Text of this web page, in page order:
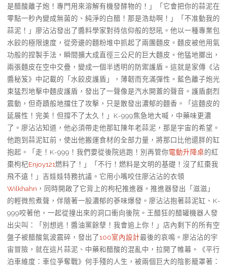
是醋酸離子炮！專門用來溶解有機發酵物的！」「它會把你的蒜泥在
零點一秒內變成無菌的、純淨的白醋！那是浩劫啊！」「不准動我的
蒜泥！」廖沾沾發出了醬料學家對待信仰般的怒吼。他以一種專業包
水餃的極限速度，從旁邊的麵粉堆中抓起了兩團麵皮。麵皮被他用氣
功般的捏製手法，瞬間擴大成直徑三公尺的巨大麵皮。他猛地擲出，
兩張麵皮在空中交疊，變成一個半透明的防禦護盾。這就是家傳《沾
醬秘笈》中記載的「水餃皮護盾」，薄韌而充滿彈性。藍色離子炮光
束猛烈地擊中麵皮護盾，發出了一聲像是汽水開蓋的聲音。護盾劇烈
震動，但奇蹟般地擋住了攻擊，只是散發出濃郁的麵香。「這麵皮的
延展性！完美！但撐不了太久！」K-999焦急地大喊，中藥味更濃
了。廖沾沾知道，他必須帶走他那缸陳年老蒜泥，那是宇宙的希望。
他跑到蒜泥缸前，使出他搬運食材的全部力量，將那口比他還胖的缸
抱起。「走！K-999！我們要從後院逃跑！別再管你電動升降桌的紅
棗枸杞Enjoy121燃料了！」「不行！燃料是文明的基礎！沒了紅棗我
飛不遠！」吉娃娃特務抗議。它用小嘴咬住廖沾沾的衣領
Wilkhahn ，同時開啟了它背上的枸杞推進器。推進器發出「滋滋」
的輕微煎煮聲，伴隨著一股濃郁的蔘味爆發。廖沾沾抱著蒜泥缸、K-
999咬著他，一起從撞出來的洞口衝向後院。王醋狂的醋罐機器人發
出尖叫：「別想逃！醬油黨餘孽！我會追上你！」店內剩下的所有空
盤子被醋酸氣波震碎，發出了100室內設計最後的哀鳴。廖沾沾的宇
宙冒險，就在這片蒜泥、中藥和醋酸的混亂中，拉開了帷幕。《平行
泊車維度：車位爭奪戰》何手殘的人生，被兩個巨大的陰影籠罩著：